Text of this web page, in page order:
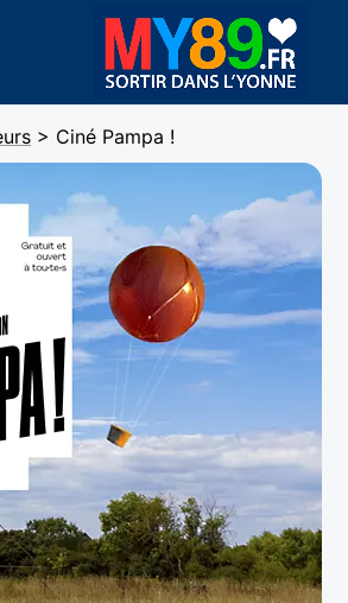
> Ciné Pampa !